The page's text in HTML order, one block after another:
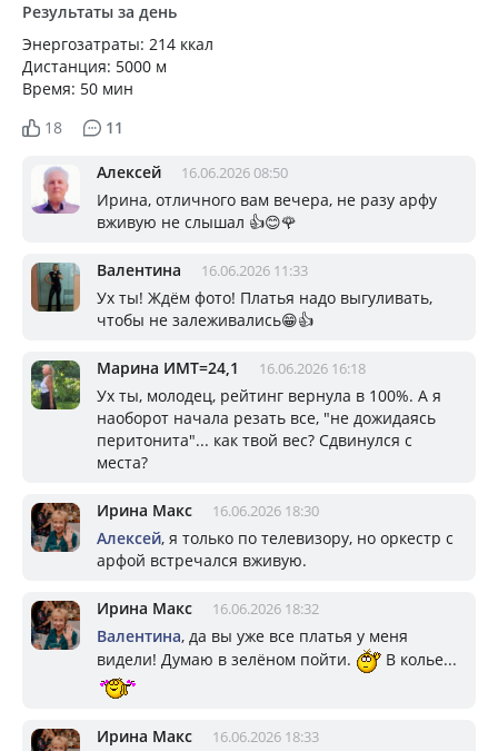
Результаты за день
Энергозатраты: 214 ккал
Дистанция: 5000 м
Время: 50 мин
18
11
Алексей 16.06.2026 08:50
Ирина, отличного вам вечера, не разу арфу
вживую не слышал 👍😊🌹
Валентина 16.06.2026 11:33
Ух ты! Ждём фото! Платья надо выгуливать,
чтобы не залеживались😁👍
Марина ИМТ=24,1 16.06.2026 16:18
Ух ты, молодец, рейтинг вернула в 100%. А я
наоборот начала резать все, "не дожидаясь
перитонита"... как твой вес? Сдвинулся с
места?
Ирина Макс 16.06.2026 18:30
Алексей, я только по телевизору, но оркестр с
арфой встречался вживую.
Ирина Макс 16.06.2026 18:32
Валентина, да вы уже все платья у меня
видели! Думаю в зелёном пойти.
В колье...
Ирина Макс 16.06.2026 18:33